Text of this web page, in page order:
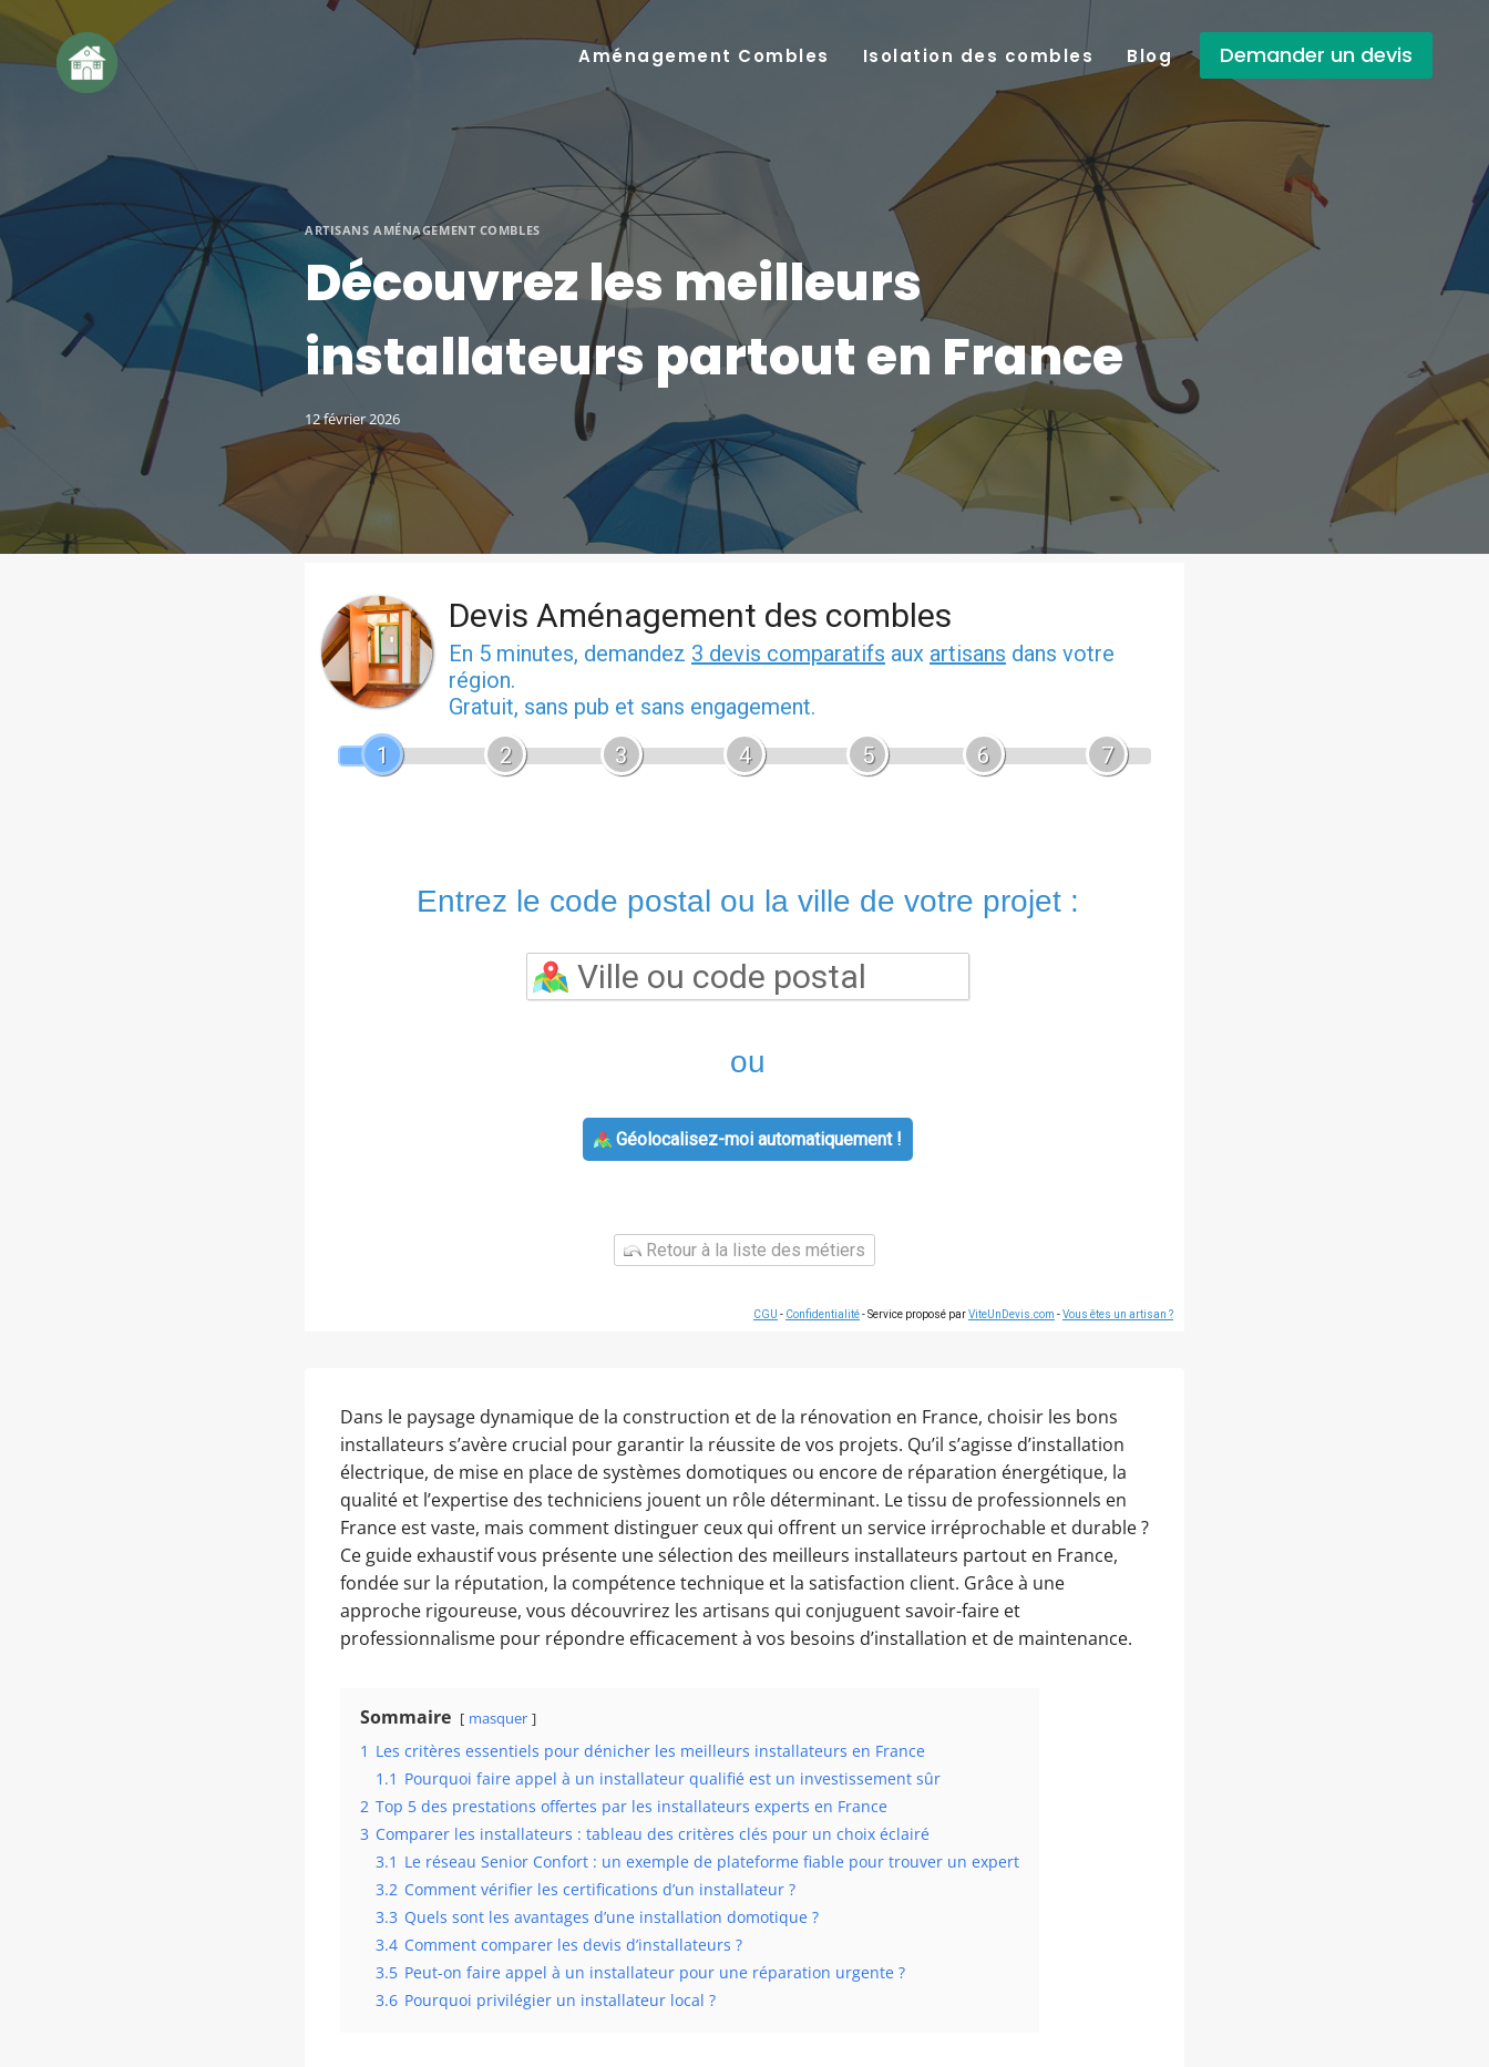
Aller
contenu
Aménagement Combles Isolation des combles Blog Demander un devis
ARTISANS AMÉNAGEMENT COMBLES
Découvrez les meilleurs
installateurs partout en France
12 février 2026
Devis Aménagement des combles
En 5 minutes, demandez 3 devis comparatifs aux artisans dans votre
région.
Gratuit, sans pub et sans engagement.
1
2 3 4 5 6 7
Entrez le code postal ou la ville de votre projet :
ou
Géolocalisez-moi automatiquement !
Retour à la liste des métiers
CGU - Confidentialité- Service proposé parViteUnDevis.com -Vous êtes un artisan ?
Dans le paysage dynamique de la construction et de la rénovation en France, choisir les bons
installateurs s’avère crucial pour garantir la réussite de vos projets. Qu’il s’agisse d’installation
électrique, de mise en place de systèmes domotiques ou encore de réparation énergétique, la
qualité et l’expertise des techniciens jouent un rôle déterminant. Le tissu de professionnels en
France est vaste, mais comment distinguer ceux qui offrent un service irréprochable et durable ?
Ce guide exhaustif vous présente une sélection des meilleurs installateurs partout en France,
fondée sur la réputation, la compétence technique et la satisfaction client. Grâce à une
approche rigoureuse, vous découvrirez les artisans qui conjuguent savoir-faire et
professionnalisme pour répondre efficacement à vos besoins d’installation et de maintenance.
Sommaire masquer
1 Les critères essentiels pour dénicher les meilleurs installateurs en France
1.1 Pourquoi faire appel à un installateur qualifié est un investissement sûr
2 Top 5 des prestations offertes par les installateurs experts en France
3 Comparer les installateurs : tableau des critères clés pour un choix éclairé
3.1 Le réseau Senior Confort : un exemple de plateforme fiable pour trouver un expert
3.2 Comment vérifier les certifications d’un installateur ?
3.3 Quels sont les avantages d’une installation domotique ?
3.4 Comment comparer les devis d’installateurs ?
3.5 Peut-on faire appel à un installateur pour une réparation urgente ?
3.6 Pourquoi privilégier un installateur local ?